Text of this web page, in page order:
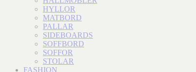
HYLLOR
MATBORD
PALLAR
SIDEBOARDS
SOFFBORD
SOFFOR
STOLAR
FASHION